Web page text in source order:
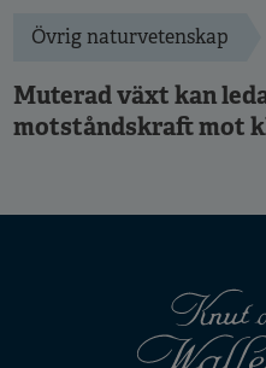
Övrig naturvetenskap
Muterad växt kan
motståndskraft mot